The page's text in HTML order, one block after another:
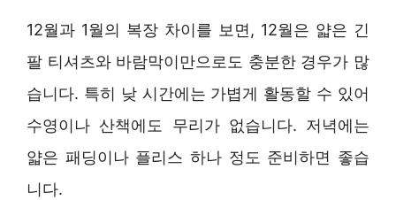
12월과 1월의 복장 차이를 보면, 12월은 얇은 긴
팔 티셔츠와 바람막이만으로도 충분한 경우가 많
습니다. 특히 낮 시간에는 가볍게 활동할 수 있어
수영이나 산책에도 무리가 없습니다. 저녁에는
얇은 패딩이나 플리스 하나 정도 준비하면 좋습
니다.